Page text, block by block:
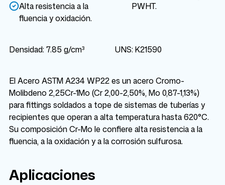
Alta resistencia a la
fluencia y oxidación.
PWHT.
Densidad: 7.85 g/cm³ UNS: K21590
El Acero ASTM A234 WP22 es un acero Cromo-
Molibdeno 2,25Cr-1Mo (Cr 2,00-2,50%, Mo 0,87-1,13%)
para fittings soldados a tope de sistemas de tuberías y
recipientes que operan a alta temperatura hasta 620°C.
Su composición Cr-Mo le confiere alta resistencia a la
fluencia, a la oxidación y a la corrosión sulfurosa.
Aplicaciones